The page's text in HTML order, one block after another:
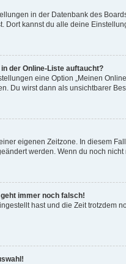
in der Datenbank des
Dort kannst du alle deine
der Online-Liste auftaucht?
eine Option „Meinen
Du wirst dann als unsichtbarer
eigenen Zeitzone. In diesem
werden. Wenn du noch
immer noch falsch!
hast und die Zeit trotzdem